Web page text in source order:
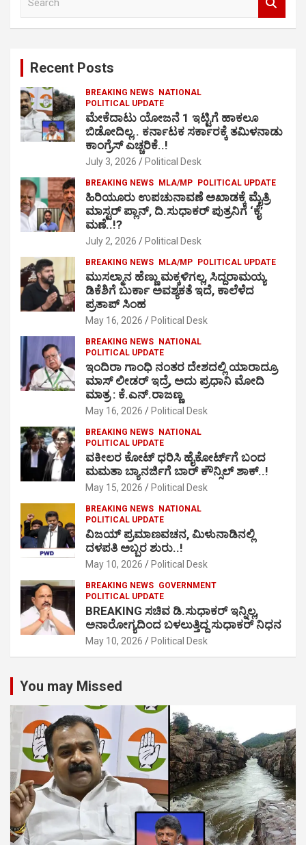
Recent Posts
BREAKING NEWS
NATIONAL
POLITICAL UPDATE
ಮೇಕೆದಾಟು ಯೋಜನೆ 1 ಇಟ್ಟಿಗೆ ಹಾಕಲೂ
ಬಿಡೋದಿಲ್ಲ.. ಕರ್ನಾಟಕ ಸರ್ಕಾರಕ್ಕೆ ತಮಿಳನಾಡು
ಕಾಂಗ್ರೆಸ್ ಎಚ್ಚರಿಕೆ..!
July 3, 2026 Political Desk
BREAKING NEWS MLA/MP POLITICAL UPDATE
ಹಿರಿಯೂರು ಉಪಚುನಾವಣೆ ಅಖಾಡಕ್ಕೆ ಮೈತ್ರಿ
ಮಾಸ್ಟರ್ ಪ್ಲಾನ್, ದಿ.ಸುಧಾಕರ್ ಪುತ್ರನಿಗೆ ‘ಕೈ’
ಮಣೆ..!?
July 2, 2026 Political Desk
BREAKING NEWS MLA/MP POLITICAL UPDATE
ಮುಸಲ್ಮಾನ ಹೆಣ್ಣು ಮಕ್ಕಳಿಗಲ್ಲ, ಸಿದ್ದರಾಮಯ್ಯ
ಡಿಕೆಶಿಗೆ ಬುರ್ಕಾ ಅವಶ್ಯಕತೆ ಇದೆ, ಕಾಲೆಳೆದ
ಪ್ರತಾಪ್ ಸಿಂಹ
May 16, 2026 Political Desk
BREAKING NEWS
NATIONAL
POLITICAL UPDATE
ಇಂದಿರಾ ಗಾಂಧಿ ನಂತರ ದೇಶದಲ್ಲಿ ಯಾರಾದ್ರೂ
ಮಾಸ್ ಲೀಡರ್ ಇದ್ರೆ, ಅದು ಪ್ರಧಾನಿ ಮೋದಿ
ಮಾತ್ರ : ಕೆ.ಎನ್.ರಾಜಣ್ಣ
May 16, 2026 Political Desk
BREAKING NEWS
NATIONAL
POLITICAL UPDATE
ವಕೀಲರ ಕೋಟ್ ಧರಿಸಿ ಹೈಕೋರ್ಟ್​ಗೆ ಬಂದ
ಮಮತಾ ಬ್ಯಾನರ್ಜಿಗೆ ಬಾರ್ ಕೌನ್ಸಿಲ್ ಶಾಕ್..!
May 15, 2026 Political Desk
BREAKING NEWS
NATIONAL
POLITICAL UPDATE
ವಿಜಯ್ ಪ್ರಮಾಣವಚನ, ಮಿಳುನಾಡಿನಲ್ಲಿ
ದಳಪತಿ ಅಬ್ಬರ ಶುರು..!
May 10, 2026 Political Desk
BREAKING NEWS GOVERNMENT
POLITICAL UPDATE
BREAKING ಸಚಿವ ಡಿ.ಸುಧಾಕರ್ ಇನ್ನಿಲ್ಲ,
ಅನಾರೋಗ್ಯದಿಂದ ಬಳಲುತ್ತಿದ್ದ ಸುಧಾಕರ್ ನಿಧನ
May 10, 2026 Political Desk
You may Missed